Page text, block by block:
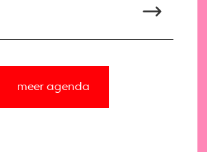
meer agenda